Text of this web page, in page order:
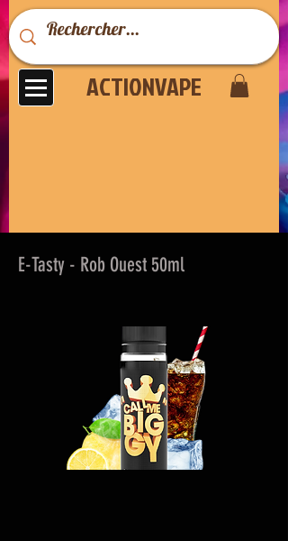
ACTIONVAPE
E-Tasty - Rob Ouest 50ml